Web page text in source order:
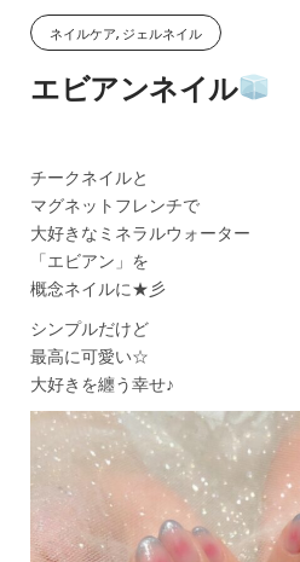
ネイルケア, ジェルネイル
エビアンネイル
チークネイルと
マグネットフレンチで
大好きなミネラルウォーター
「エビアン」を
概念ネイルに★彡
シンプルだけど
最高に可愛い☆
大好きを纏う幸せ♪